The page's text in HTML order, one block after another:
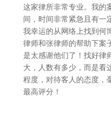
这家律所非常专业。我的
间，时间非常紧急且有一
我幸运的从网络上找到何
律师和张律师的帮助下案
是太感谢他们了！找好律
大，人数有多少，而是看
程度，对待客人的态度，
最高评分！